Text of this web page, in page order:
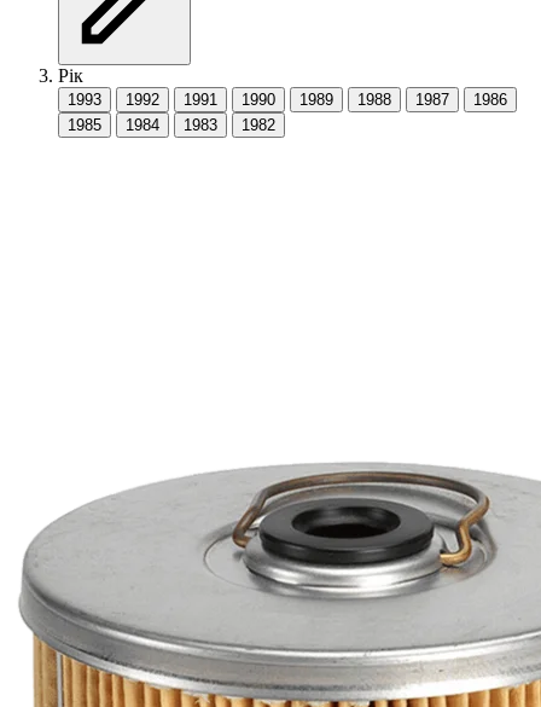
Рік
1993 1992 1991 1990 1989 1988 1987
1986
1985
1984 1983 1982